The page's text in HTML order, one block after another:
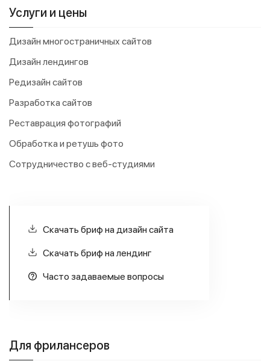
Услуги и цены
Дизайн многостраничных сайтов
Дизайн лендингов
Редизайн сайтов
Разработка сайтов
Реставрация фотографий
Обработка и ретушь фото
Сотрудничество с веб-студиями
Скачать бриф на дизайн сайта
Скачать бриф на лендинг
Часто задаваемые вопросы
Для фрилансеров